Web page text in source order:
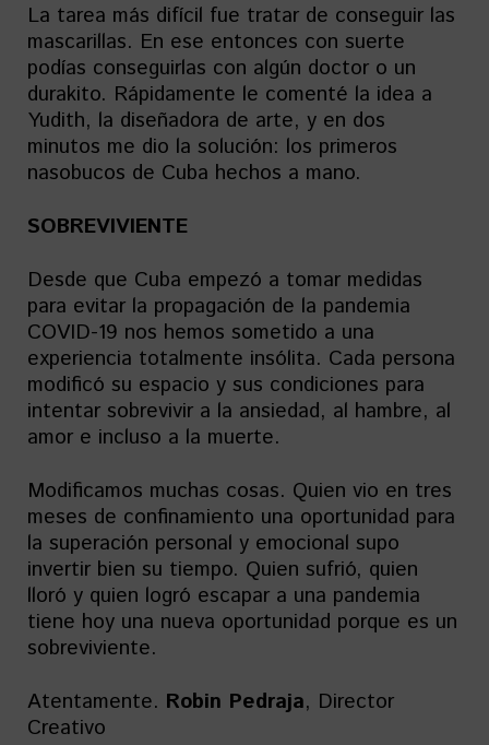
La tarea más difícil fue tratar de conseguir las
mascarillas. En ese entonces con suerte
podías conseguirlas con algún doctor o un
durakito. Rápidamente le comenté la idea a
Yudith, la diseñadora de arte, y en dos
minutos me dio la solución: los primeros
nasobucos de Cuba hechos a mano.
SOBREVIVIENTE
Desde que Cuba empezó a tomar medidas
para evitar la propagación de la pandemia
COVID-19 nos hemos sometido a una
experiencia totalmente insólita. Cada persona
modificó su espacio y sus condiciones para
intentar sobrevivir a la ansiedad, al hambre, al
amor e incluso a la muerte.
Modificamos muchas cosas. Quien vio en tres
meses de confinamiento una oportunidad para
la superación personal y emocional supo
invertir bien su tiempo. Quien sufrió, quien
lloró y quien logró escapar a una pandemia
tiene hoy una nueva oportunidad porque es un
sobreviviente.
Atentamente. Robin Pedraja, Director
Creativo